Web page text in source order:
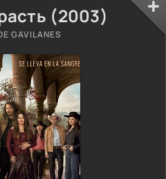
(2003)
GAVILANES